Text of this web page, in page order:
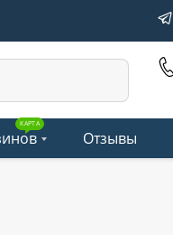
КАРТА
Отзывы